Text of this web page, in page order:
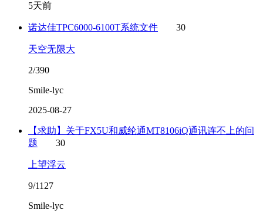
5天前
诺达佳TPC6000-6100T系统文件 30
天空无限大
2/390
Smile-lyc
2025-08-27
【求助】关于FX5U和威纶通MT8106iQ通讯连不上的问
题
30
上望浮云
9/1127
Smile-lyc